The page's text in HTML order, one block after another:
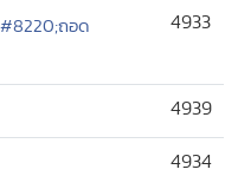
ถอด
4933
4939
4934